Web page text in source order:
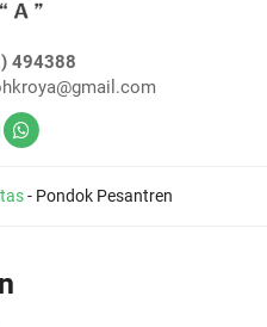
494388
- Pondok Pesantren